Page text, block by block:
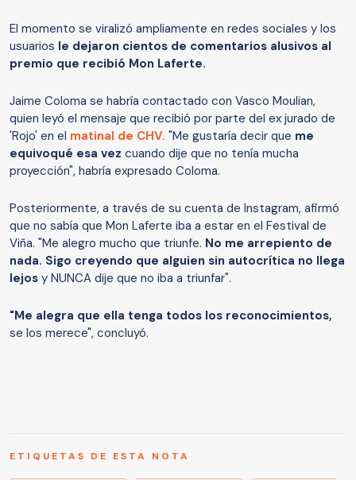
El momento se viralizó ampliamente en redes sociales y los
usuarios le dejaron cientos de comentarios alusivos al
premio que recibió Mon Laferte.
Jaime Coloma se habría contactado con Vasco Moulian,
quien leyó el mensaje que recibió por parte del ex jurado de
'Rojo' en el matinal de CHV. "Me gustaría decir que me
equivoqué esa vez cuando dije que no tenía mucha
proyección", habría expresado Coloma.
Posteriormente, a través de su cuenta de Instagram, afirmó
que no sabía que Mon Laferte iba a estar en el Festival de
Viña. "Me alegro mucho que triunfe. No me arrepiento de
nada. Sigo creyendo que alguien sin autocrítica no llega
lejos y NUNCA dije que no iba a triunfar".
"Me alegra que ella tenga todos los reconocimientos,
se los merece", concluyó.
ETIQUETAS DE ESTA NOTA